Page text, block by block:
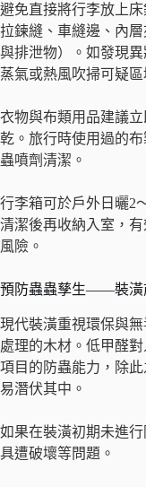
避免直接將行李放上
拉鍊縫、車縫邊、內
與排泄物）。如發現
蒸氣或熱風吹掃可疑區
衣物與布類用品建議
乾。旅行時使用過的
蟲噴劑清潔。
行李箱可於戶外日曬2
清潔後再收納入室，
風險。
預防蟲蟲孳生——裝潢
現代裝潢重視環保與
處理的木材。低甲醛
項目的防蟲能力，除
易潛伏其中。
如果在裝潢初期未進
具遭破壞等問題。